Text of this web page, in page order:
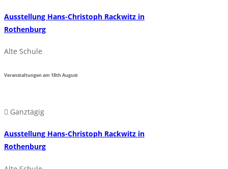
Ausstellung Hans-Christoph Rackwitz in
Rothenburg
Alte Schule
Veranstaltungen am18thAugust
Ganztägig
Ausstellung Hans-Christoph Rackwitz in
Rothenburg